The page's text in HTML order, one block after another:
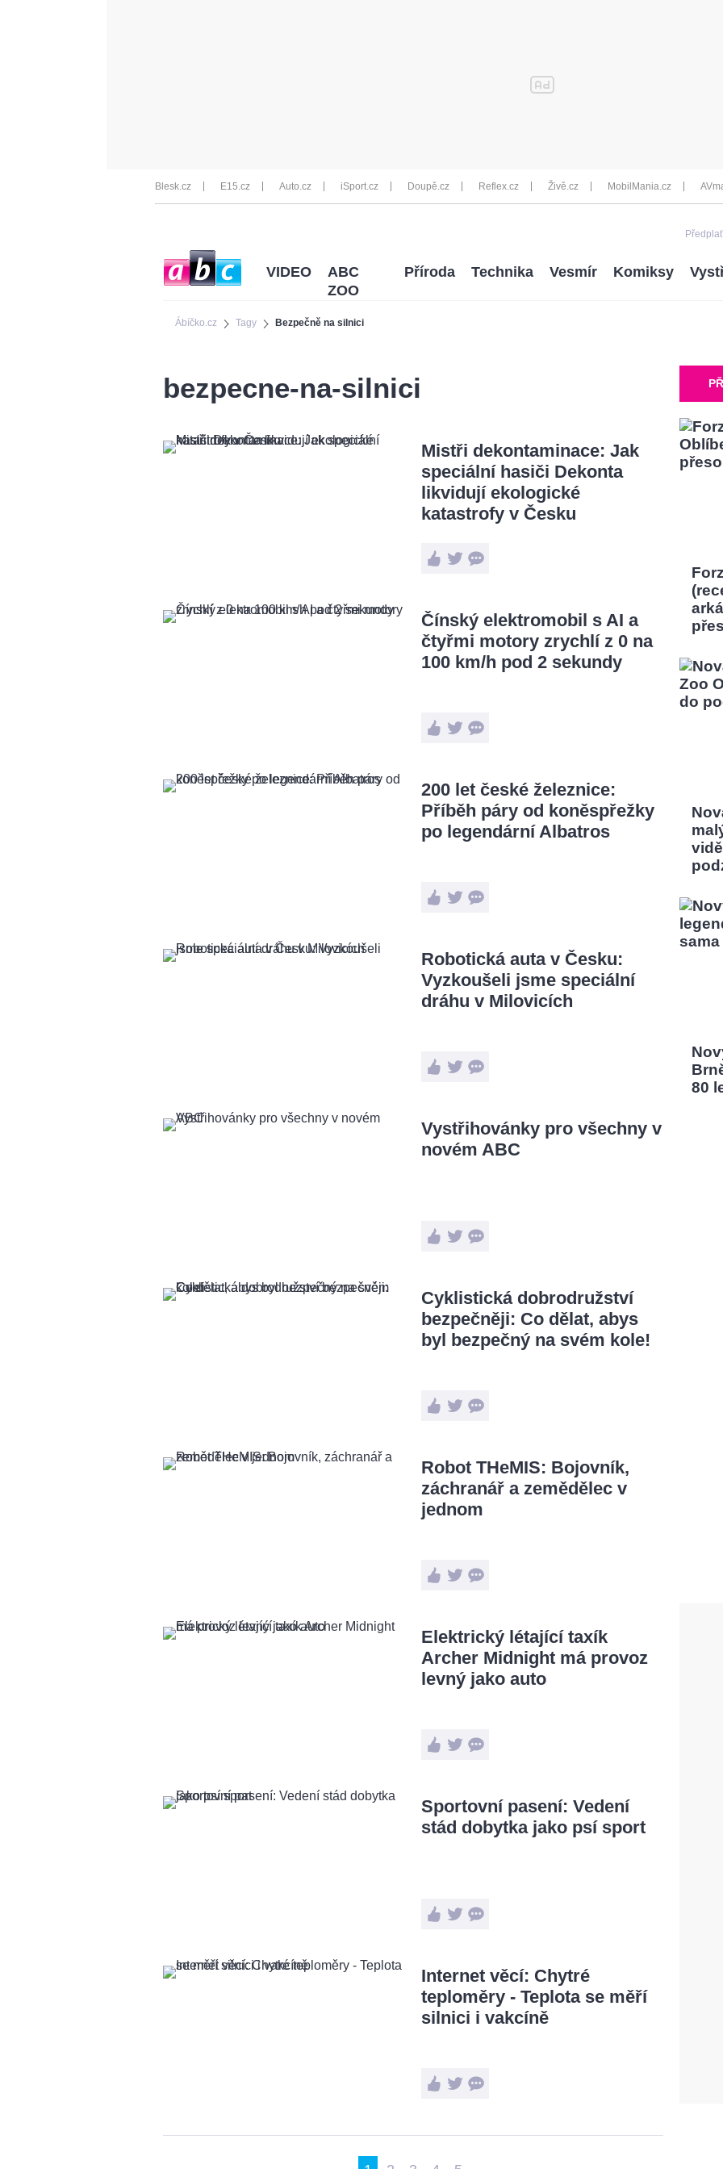
Blesk.cz E15.cz Auto.cz iSport.cz Doupě.cz Reflex.cz Živě.cz MobilMania.cz
Ábíčko.cz Tagy Bezpečně na silnici
VIDEO
ABC
ZOO
Příroda Technika Vesmír Komiksy
bezpecne-na-silnici
Mistři dekontaminace: Jak
speciální hasiči Dekonta
likvidují ekologické
katastrofy v Česku
Čínský elektromobil s AI a
čtyřmi motory zrychlí z 0 na
100 km/h pod 2 sekundy
200 let české železnice:
Příběh páry od koněspřežky
po legendární Albatros
Robotická auta v Česku:
Vyzkoušeli jsme speciální
dráhu v Milovicích
Vystřihovánky pro všechny v
novém ABC
Cyklistická dobrodružství
bezpečněji: Co dělat, abys
byl bezpečný na svém kole!
Robot THeMIS: Bojovník,
záchranář a zemědělec v
jednom
Elektrický létající taxík
Archer Midnight má provoz
levný jako auto
Sportovní pasení: Vedení
stád dobytka jako psí sport
Internet věcí: Chytré
teploměry - Teplota se měří
silnici i vakcíně
80